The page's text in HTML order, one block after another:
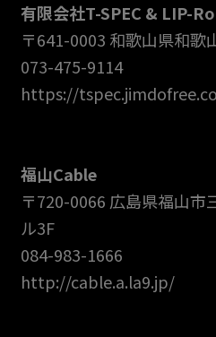
有限会社T-SPEC & LIP-
〒641-0003 和歌山県和歌
073-475-9114
https://
福山Cable
〒720-0066 広島県福山市
ル3F
084-983-1666
http://cable.a.la9.jp/